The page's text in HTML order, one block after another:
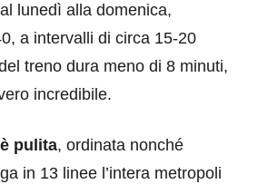
lunedì alla domenica,
a intervalli di circa 15-20
treno dura meno di 8 minuti,
incredibile.
pulita, ordinata nonché
in 13 linee l’intera metropoli